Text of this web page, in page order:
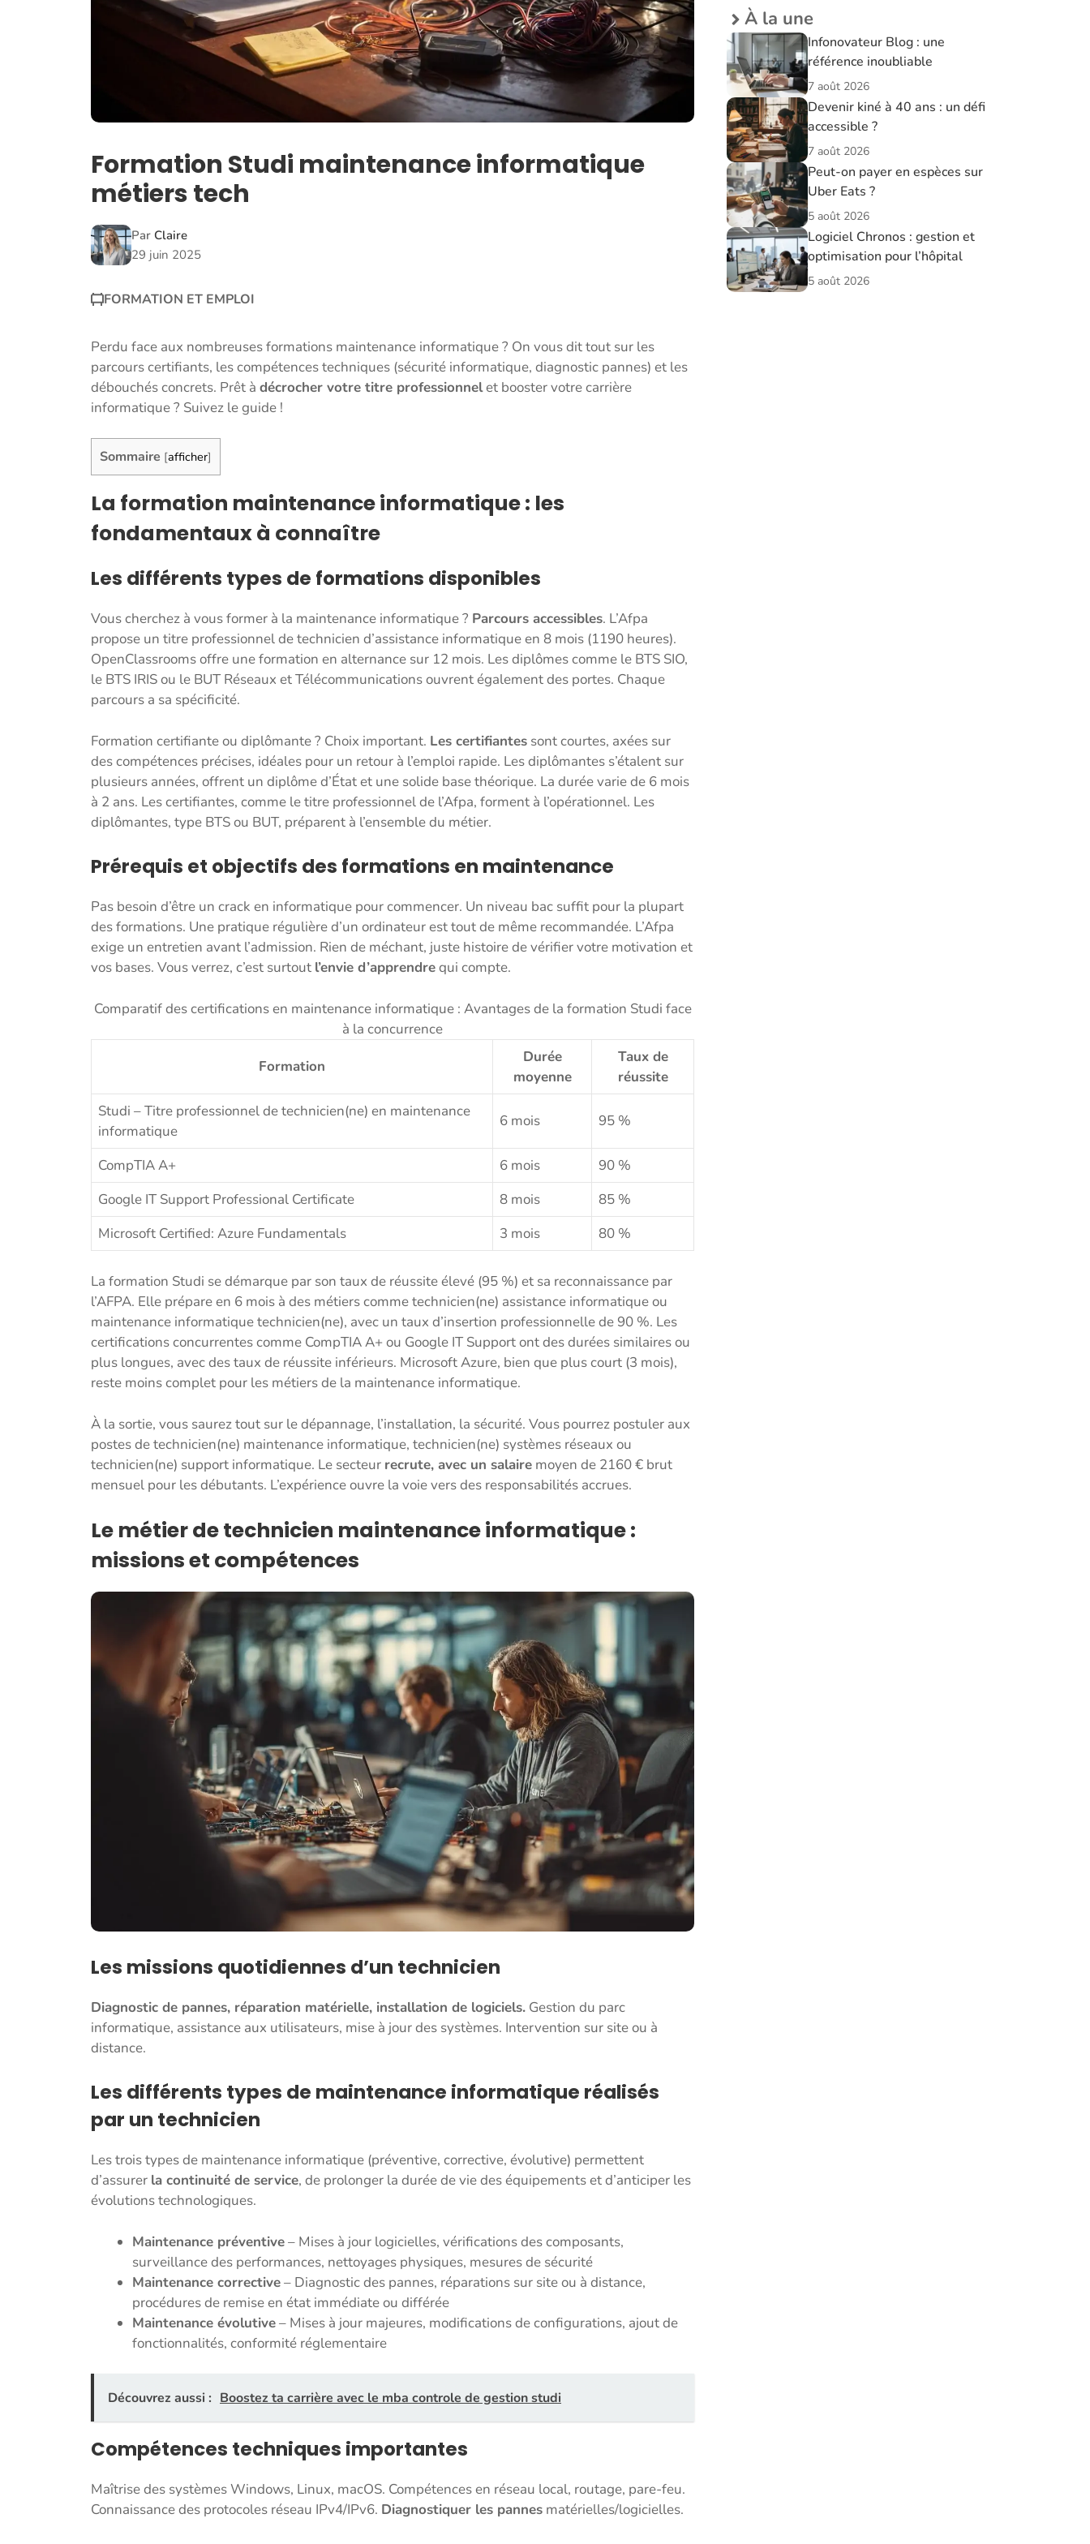
Formation Studi maintenance informatique
métiers tech
Par Claire
29 juin 2025
FORMATION ET EMPLOI
Perdu face aux nombreuses formations maintenance informatique ? On vous dit tout sur les
parcours certifiants, les compétences techniques (sécurité informatique, diagnostic pannes) et les
débouchés concrets. Prêt à décrocher votre titre professionnelet booster votre carrière
informatique ? Suivez le guide !
Sommaire [afficher]
La formation maintenance informatique : les
fondamentaux à connaître
Les différents types de formations disponibles
Vous cherchez à vous former à la maintenance informatique ? Parcours accessibles. L’Afpa
propose un titre professionnel de technicien d’assistance informatique en 8 mois (1190 heures).
OpenClassrooms offre une formation en alternance sur 12 mois. Les diplômes comme le BTS SIO,
le BTS IRIS ou le BUT Réseaux et Télécommunications ouvrent également des portes. Chaque
parcours a sa spécificité.
Formation certifiante ou diplômante ? Choix important. Les certifiantes sont courtes, axées sur
des compétences précises, idéales pour un retour à l’emploi rapide. Les diplômantes s’étalent sur
plusieurs années, offrent un diplôme d’État et une solide base théorique. La durée varie de 6 mois
à 2 ans. Les certifiantes, comme le titre professionnel de l’Afpa, forment à l’opérationnel. Les
diplômantes, type BTS ou BUT, préparent à l’ensemble du métier.
Prérequis et objectifs des formations en maintenance
Pas besoin d’être un crack en informatique pour commencer. Un niveau bac suffit pour la plupart
des formations. Une pratique régulière d’un ordinateur est tout de même recommandée. L’Afpa
exige un entretien avant l’admission. Rien de méchant, juste histoire de vérifier votre motivation et
vos bases. Vous verrez, c’est surtout l’envie d’apprendrequi compte.
Comparatif des certifications en maintenance informatique : Avantages de la formation Studi face
à la concurrence
Formation
Durée
moyenne
Taux de
réussite
Studi – Titre professionnel de technicien(ne) en maintenance
informatique
6 mois 95 %
CompTIA A+ 6 mois
90 %
Google IT Support Professional Certificate
8 mois
85 %
Microsoft Certified: Azure Fundamentals
3 mois 80 %
La formation Studi se démarque par son taux de réussite élevé (95 %) et sa reconnaissance par
l’AFPA. Elle prépare en 6 mois à des métiers comme technicien(ne) assistance informatique ou
maintenance informatique technicien(ne), avec un taux d’insertion professionnelle de 90 %. Les
certifications concurrentes comme CompTIA A+ ou Google IT Support ont des durées similaires ou
plus longues, avec des taux de réussite inférieurs. Microsoft Azure, bien que plus court (3 mois),
reste moins complet pour les métiers de la maintenance informatique.
À la sortie, vous saurez tout sur le dépannage, l’installation, la sécurité. Vous pourrez postuler aux
postes de technicien(ne) maintenance informatique, technicien(ne) systèmes réseaux ou
technicien(ne) support informatique. Le secteur recrute, avec un salaire moyen de 2160 € brut
mensuel pour les débutants. L’expérience ouvre la voie vers des responsabilités accrues.
Le métier de technicien maintenance informatique :
missions et compétences
Les missions quotidiennes d’un technicien
Diagnostic de pannes, réparation matérielle, installation de logiciels. Gestion du parc
informatique, assistance aux utilisateurs, mise à jour des systèmes. Intervention sur site ou à
distance.
Les différents types de maintenance informatique réalisés
par un technicien
Les trois types de maintenance informatique (préventive, corrective, évolutive) permettent
d’assurer la continuité de service, de prolonger la durée de vie des équipements et d’anticiper les
évolutions technologiques.
Maintenance préventive– Mises à jour logicielles, vérifications des composants,
surveillance des performances, nettoyages physiques, mesures de sécurité
Maintenance corrective– Diagnostic des pannes, réparations sur site ou à distance,
procédures de remise en état immédiate ou différée
Maintenance évolutive– Mises à jour majeures, modifications de configurations, ajout de
fonctionnalités, conformité réglementaire
Découvrez aussi : Boostez ta carrière avec le mba controle de gestion studi
Compétences techniques importantes
Maîtrise des systèmes Windows, Linux, macOS. Compétences en réseau local, routage, pare-feu.
Connaissance des protocoles réseau IPv4/IPv6. Diagnostiquer les pannes matérielles/logicielles.
À la une
Infonovateur Blog : une
référence inoubliable
7 août 2026
Devenir kiné à 40 ans : un défi
accessible ?
7 août 2026
Peut-on payer en espèces sur
Uber Eats ?
5 août 2026
Logiciel Chronos : gestion et
optimisation pour l’hôpital
5 août 2026